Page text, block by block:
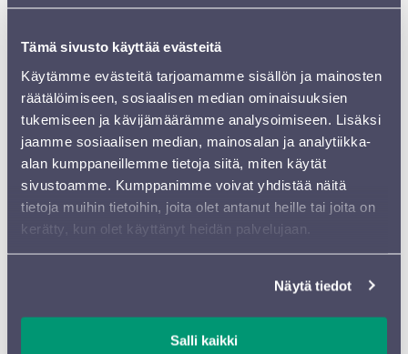
Tämä sivusto käyttää evästeitä
Käytämme evästeitä tarjoamamme sisällön ja mainosten
räätälöimiseen, sosiaalisen median ominaisuuksien
tukemiseen ja kävijämäärämme analysoimiseen. Lisäksi
jaamme sosiaalisen median, mainosalan ja analytiikka-
alan kumppaneillemme tietoja siitä, miten käytät
sivustoamme. Kumppanimme voivat yhdistää näitä
tietoja muihin tietoihin, joita olet antanut heille tai joita on
kerätty, kun olet käyttänyt heidän palvelujaan.
Näytä tiedot
Salli kaikki
Kulttuuriedun ryhmäliput varataan sähköpostitse
kolme viikkoa ennen ko. konserttia. Valvovat opettajat
ovat oikeutettuja kulttuuriedun hintaisiin lippuihin.
Kausikortin lainaus Lahden kaupunginkirjastosta
Lahden pääkirjastosta sekä Nastolan kirjastosta on
lainattavissa Suuri Sinfonia -sarjan kausikortti. Katso
kausikorttiin kuuluvat konsertittäältä.
Lippujen postitus- ja laskutus
10 € / tilaus
Lippuja ei voi vaihtaa muihin konsertteihin, eikä
maksettuja lippuja lunasteta takaisin.